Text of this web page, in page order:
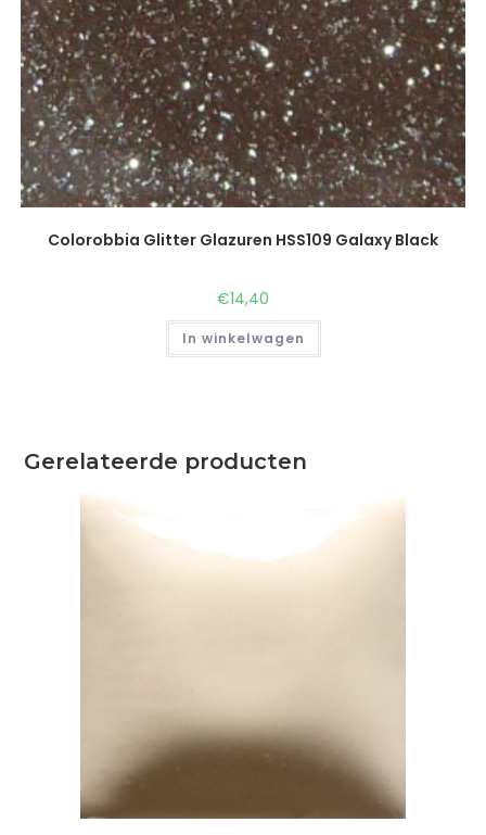
Colorobbia Glitter Glazuren HSS109 Galaxy Black
€14,40
In winkelwagen
Gerelateerde producten